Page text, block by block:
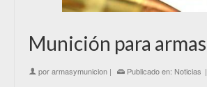
Munición para armas
porarmasymunicion | Publicado en: Noticias |